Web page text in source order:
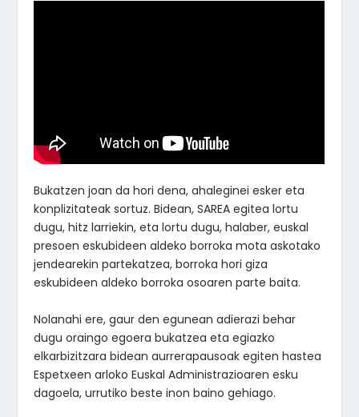
Bukatzen joan da hori dena, ahaleginei esker eta
konplizitateak sortuz. Bidean, SAREA egitea lortu
dugu, hitz larriekin, eta lortu dugu, halaber, euskal
presoen eskubideen aldeko borroka mota askotako
jendearekin partekatzea, borroka hori giza
eskubideen aldeko borroka osoaren parte baita.
Nolanahi ere, gaur den egunean adierazi behar
dugu oraingo egoera bukatzea eta egiazko
elkarbizitzara bidean aurrerapausoak egiten hastea
Espetxeen arloko Euskal Administrazioaren esku
dagoela, urrutiko beste inon baino gehiago.